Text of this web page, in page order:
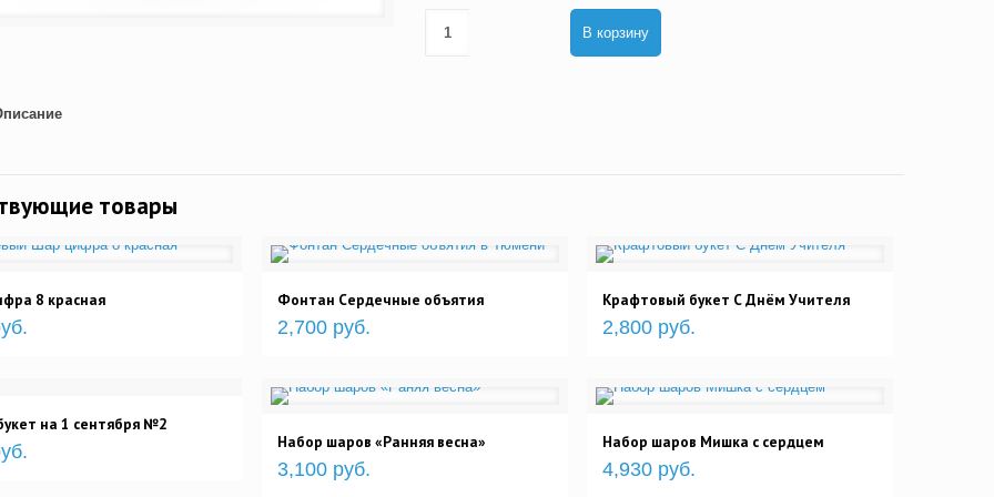
В корзину
товары
8 красная Фонтан Сердечные объятия
2,700 руб.
Крафтовый букет С Днём Учителя
2,800 руб.
на 1 сентября №2
Набор шаров «Ранняя весна»
3,100 руб.
Набор шаров Мишка с сердцем
4,930 руб.